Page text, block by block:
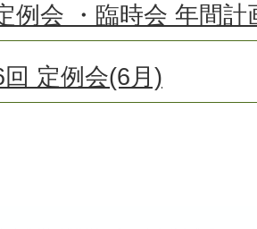
例会 ・臨時会 年間計
定例会(6月)